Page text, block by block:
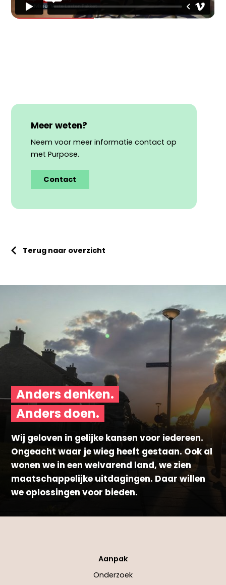
Meer weten?
Neem voor meer informatie contact op
met Purpose.
Contact
Terug naar overzicht
Wij geloven in gelijke kansen voor iedereen.
Ongeacht waar je wieg heeft gestaan. Ook al
wonen we in een welvarend land, we zien
maatschappelijke uitdagingen. Daar willen
we oplossingen voor bieden.
Anders denken.
Anders doen.
Aanpak
Onderzoek